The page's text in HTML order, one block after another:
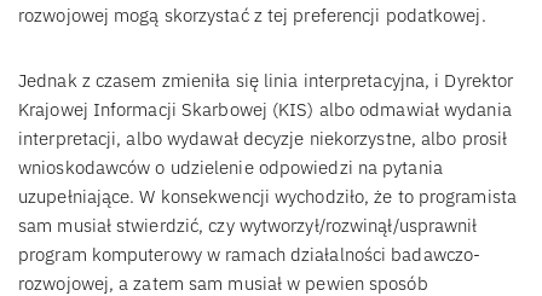
rozwojowej mogą skorzystać z tej preferencji podatkowej.
Jednak z czasem zmieniła się linia interpretacyjna, i Dyrektor
Krajowej Informacji Skarbowej (KIS) albo odmawiał wydania
interpretacji, albo wydawał decyzje niekorzystne, albo prosił
wnioskodawców o udzielenie odpowiedzi na pytania
uzupełniające. W konsekwencji wychodziło, że to programista
sam musiał stwierdzić, czy wytworzył/rozwinął/usprawnił
program komputerowy w ramach działalności badawczo-
rozwojowej, a zatem sam musiał w pewien sposób